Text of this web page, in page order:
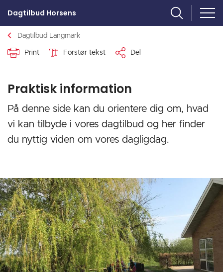
Dagtilbud Horsens
Dagtilbud Langmark
Print Forstør tekst Del
Praktisk information
På denne side kan du orientere dig om, hvad
vi kan tilbyde i vores dagtilbud og her finder
du nyttig viden om vores dagligdag.